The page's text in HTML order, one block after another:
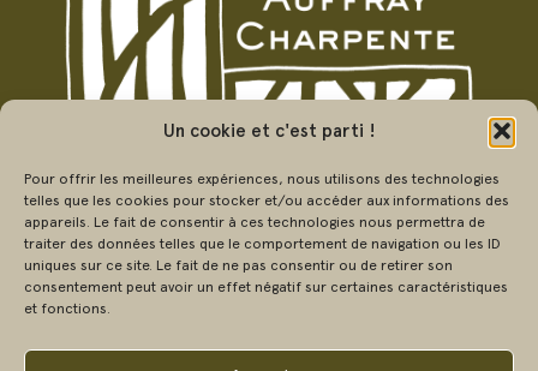
Un cookie et c'est parti !
Pour offrir les meilleures expériences, nous utilisons des technologies
telles que les cookies pour stocker et/ou accéder aux informations des
appareils. Le fait de consentir à ces technologies nous permettra de
traiter des données telles que le comportement de navigation ou les ID
uniques sur ce site. Le fait de ne pas consentir ou de retirer son
consentement peut avoir un effet négatif sur certaines caractéristiques
et fonctions.
Contact
Pouëz 35740 Pacé